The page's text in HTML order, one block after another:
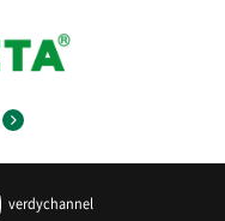
verdychannel